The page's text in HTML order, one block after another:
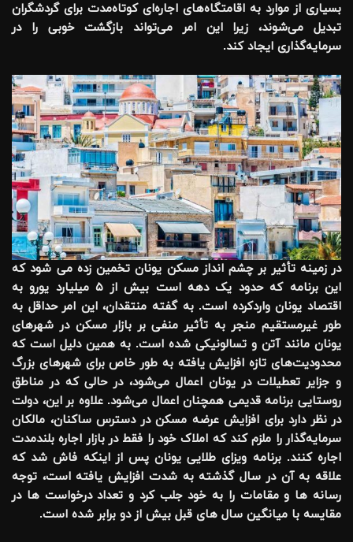
بسیاری از موارد به اقامتگاه‌های اجاره‌ای کوتاه‌مدت برای گردشگران
تبدیل می‌شوند، زیرا این امر می‌تواند بازگشت خوبی را در
سرمایه‌گذاری ایجاد کند.
در زمینهتأثیر بر چشم انداز مسکن یونان تخمین زده می شود که
این برنامه که حدود یک دهه است بیش از ۵ میلیارد یورو به
اقتصاد یونان واردکرده است. به گفته منتقدان، این امر حداقل به
طور غیرمستقیم منجر به تأثیر منفی بر بازار مسکن در شهرهای
یونان مانند آتن و تسالونیکی شده است. به همین دلیل است که
محدودیت‌های تازه افزایش یافته به طور خاص برای شهرهای بزرگ
و جزایر تعطیلات در یونان اعمال می‌شود، در حالی که در مناطق
روستایی برنامه قدیمی همچنان اعمال می‌شود. علاوه بر این، دولت
در نظر دارد برای افزایش عرضه مسکن در دسترس ساکنان، مالکان
سرمایه‌گذار را ملزم کند که املاک خود را فقط در بازار اجاره بلندمدت
اجاره کنند. برنامه ویزای طلایی یونان پس از اینکه فاش شد که
علاقه به آن در سال گذشته به شدت افزایش یافته است، توجه
رسانه ها و مقامات را به خود جلب کرد و تعداد درخواست ها در
مقایسه با میانگین سال های قبل بیش از دو برابر شده است.